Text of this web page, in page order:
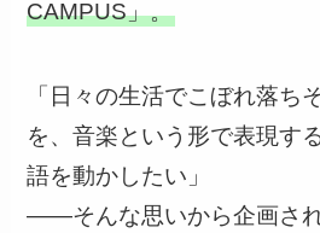
CAMPUS」。
「日々の生活でこぼれ落ち
を、音楽という形で表現す
語を動かしたい」
——そんな思いから企画さ